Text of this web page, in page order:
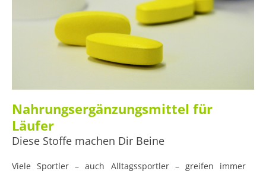
Nahrungsergänzungsmittel für
Läufer
Diese Stoffe machen Dir Beine
Viele Sportler – auch Alltagssportler – greifen immer